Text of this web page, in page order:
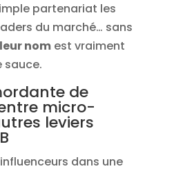
partenariat les
du marché… sans
nomest vraiment
sauce.
de
micro-
leviers
dans une